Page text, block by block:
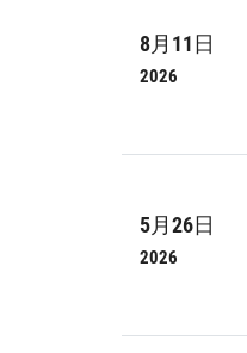
8月11日
2026
5月26日
2026